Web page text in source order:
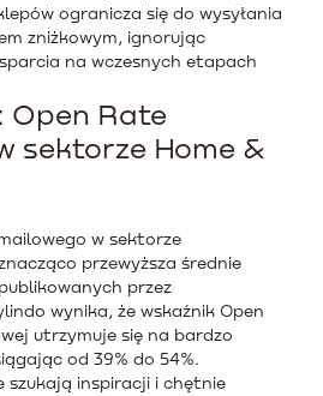
ogranicza się do wysyłania
zniżkowym, ignorując
na wczesnych etapach
Open Rate
sektorze Home &
w sektorze
przewyższa średnie
przez
wynika, że wskaźnik Open
utrzymuje się na bardzo
od 39% do 54%.
szukają inspiracji i chętnie